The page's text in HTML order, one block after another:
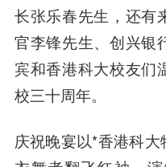
长张乐春先生，还有
官李锋先生、创兴银
宾和香港科大校友们
校三十周年。
庆祝晚宴以*香港科